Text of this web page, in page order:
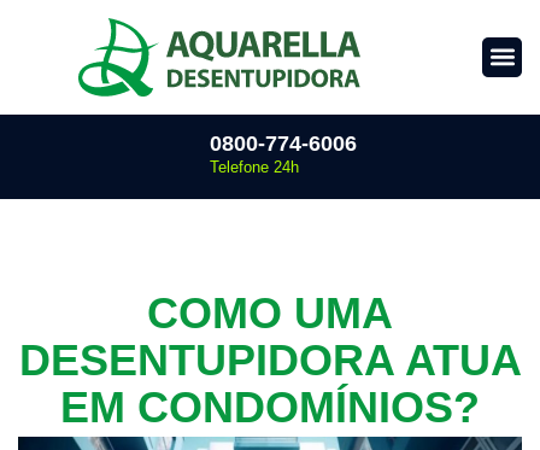
0800-774-6006
Telefone 24h
COMO UMA
DESENTUPIDORA ATUA
EM CONDOMÍNIOS?